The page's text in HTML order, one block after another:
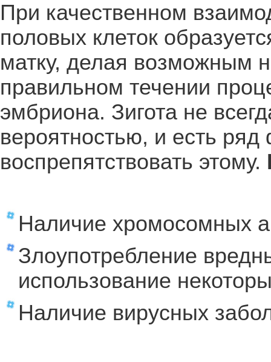
При качественном
половых клеток
матку, делая возможным
правильном течении
эмбриона. Зигота не
вероятностью, и есть
воспрепятствовать этому.
Наличие хромосомных
Злоупотребление
использование
Наличие вирусных